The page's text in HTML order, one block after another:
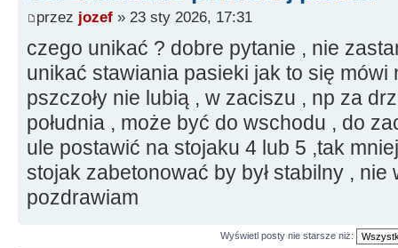
przez jozef » 23 sty 2026, 17:31
czego unikać ? dobre pytanie , nie
unikać stawiania pasieki jak to się mówi
pszczoły nie lubią , w zaciszu , np za
południa , może być do wschodu , do
ule postawić na stojaku 4 lub 5 ,tak
stojak zabetonować by był stabilny ,
pozdrawiam
Wyświetl posty nie starsze niż: